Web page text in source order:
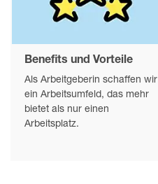
Benefits und Vorteile
Als Arbeitgeberin schaffen wir
ein Arbeitsumfeld, das mehr
bietet als nur einen
Arbeitsplatz.